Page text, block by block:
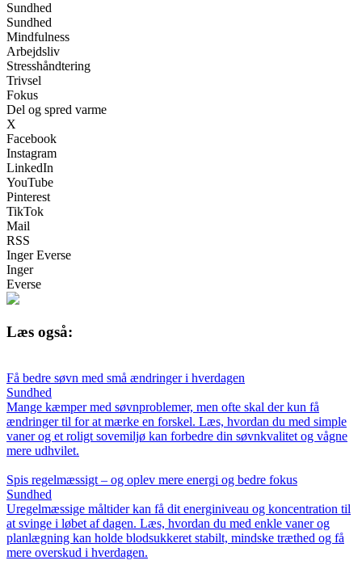
Sundhed
Sundhed
Mindfulness
Arbejdsliv
Stresshåndtering
Trivsel
Fokus
Del og spred varme
X
Facebook
Instagram
LinkedIn
YouTube
Pinterest
TikTok
Mail
RSS
Inger Everse
Inger
Everse
Læs også:
Få bedre søvn med små ændringer i hverdagen
Sundhed
Mange kæmper med søvnproblemer, men ofte skal der kun få
ændringer til for at mærke en forskel. Læs, hvordan du med simple
vaner og et roligt sovemiljø kan forbedre din søvnkvalitet og vågne
mere udhvilet.
Spis regelmæssigt – og oplev mere energi og bedre fokus
Sundhed
Uregelmæssige måltider kan få dit energiniveau og koncentration til
at svinge i løbet af dagen. Læs, hvordan du med enkle vaner og
planlægning kan holde blodsukkeret stabilt, mindske træthed og få
mere overskud i hverdagen.